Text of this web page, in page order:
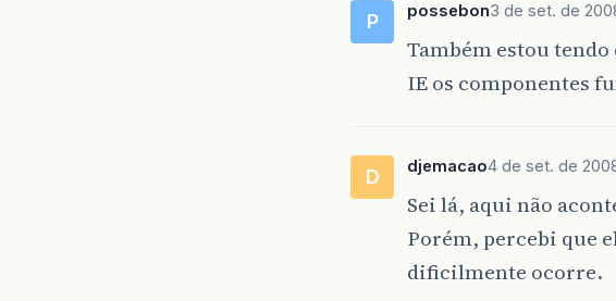
P possebon3 de set. de
Também estou
IE os componentes
D djemacao4 de set. de
Sei lá, aqui não
Porém, percebi que
dificilmente ocorre.